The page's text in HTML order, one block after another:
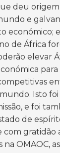
deu
e
económico; e
de África
elevar
Isto
e foi
de
com gratidão
na OMAOC,